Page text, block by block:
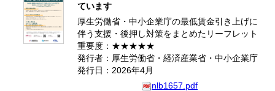
ています
厚生労働省・中小企業庁の最低賃金引き上げに
伴う支援・後押し対策をまとめたリーフレット
重要度：★★★★★
発行者：厚生労働省・経済産業省・中小企業庁
発行日：2026年4月
nlb1657.pdf